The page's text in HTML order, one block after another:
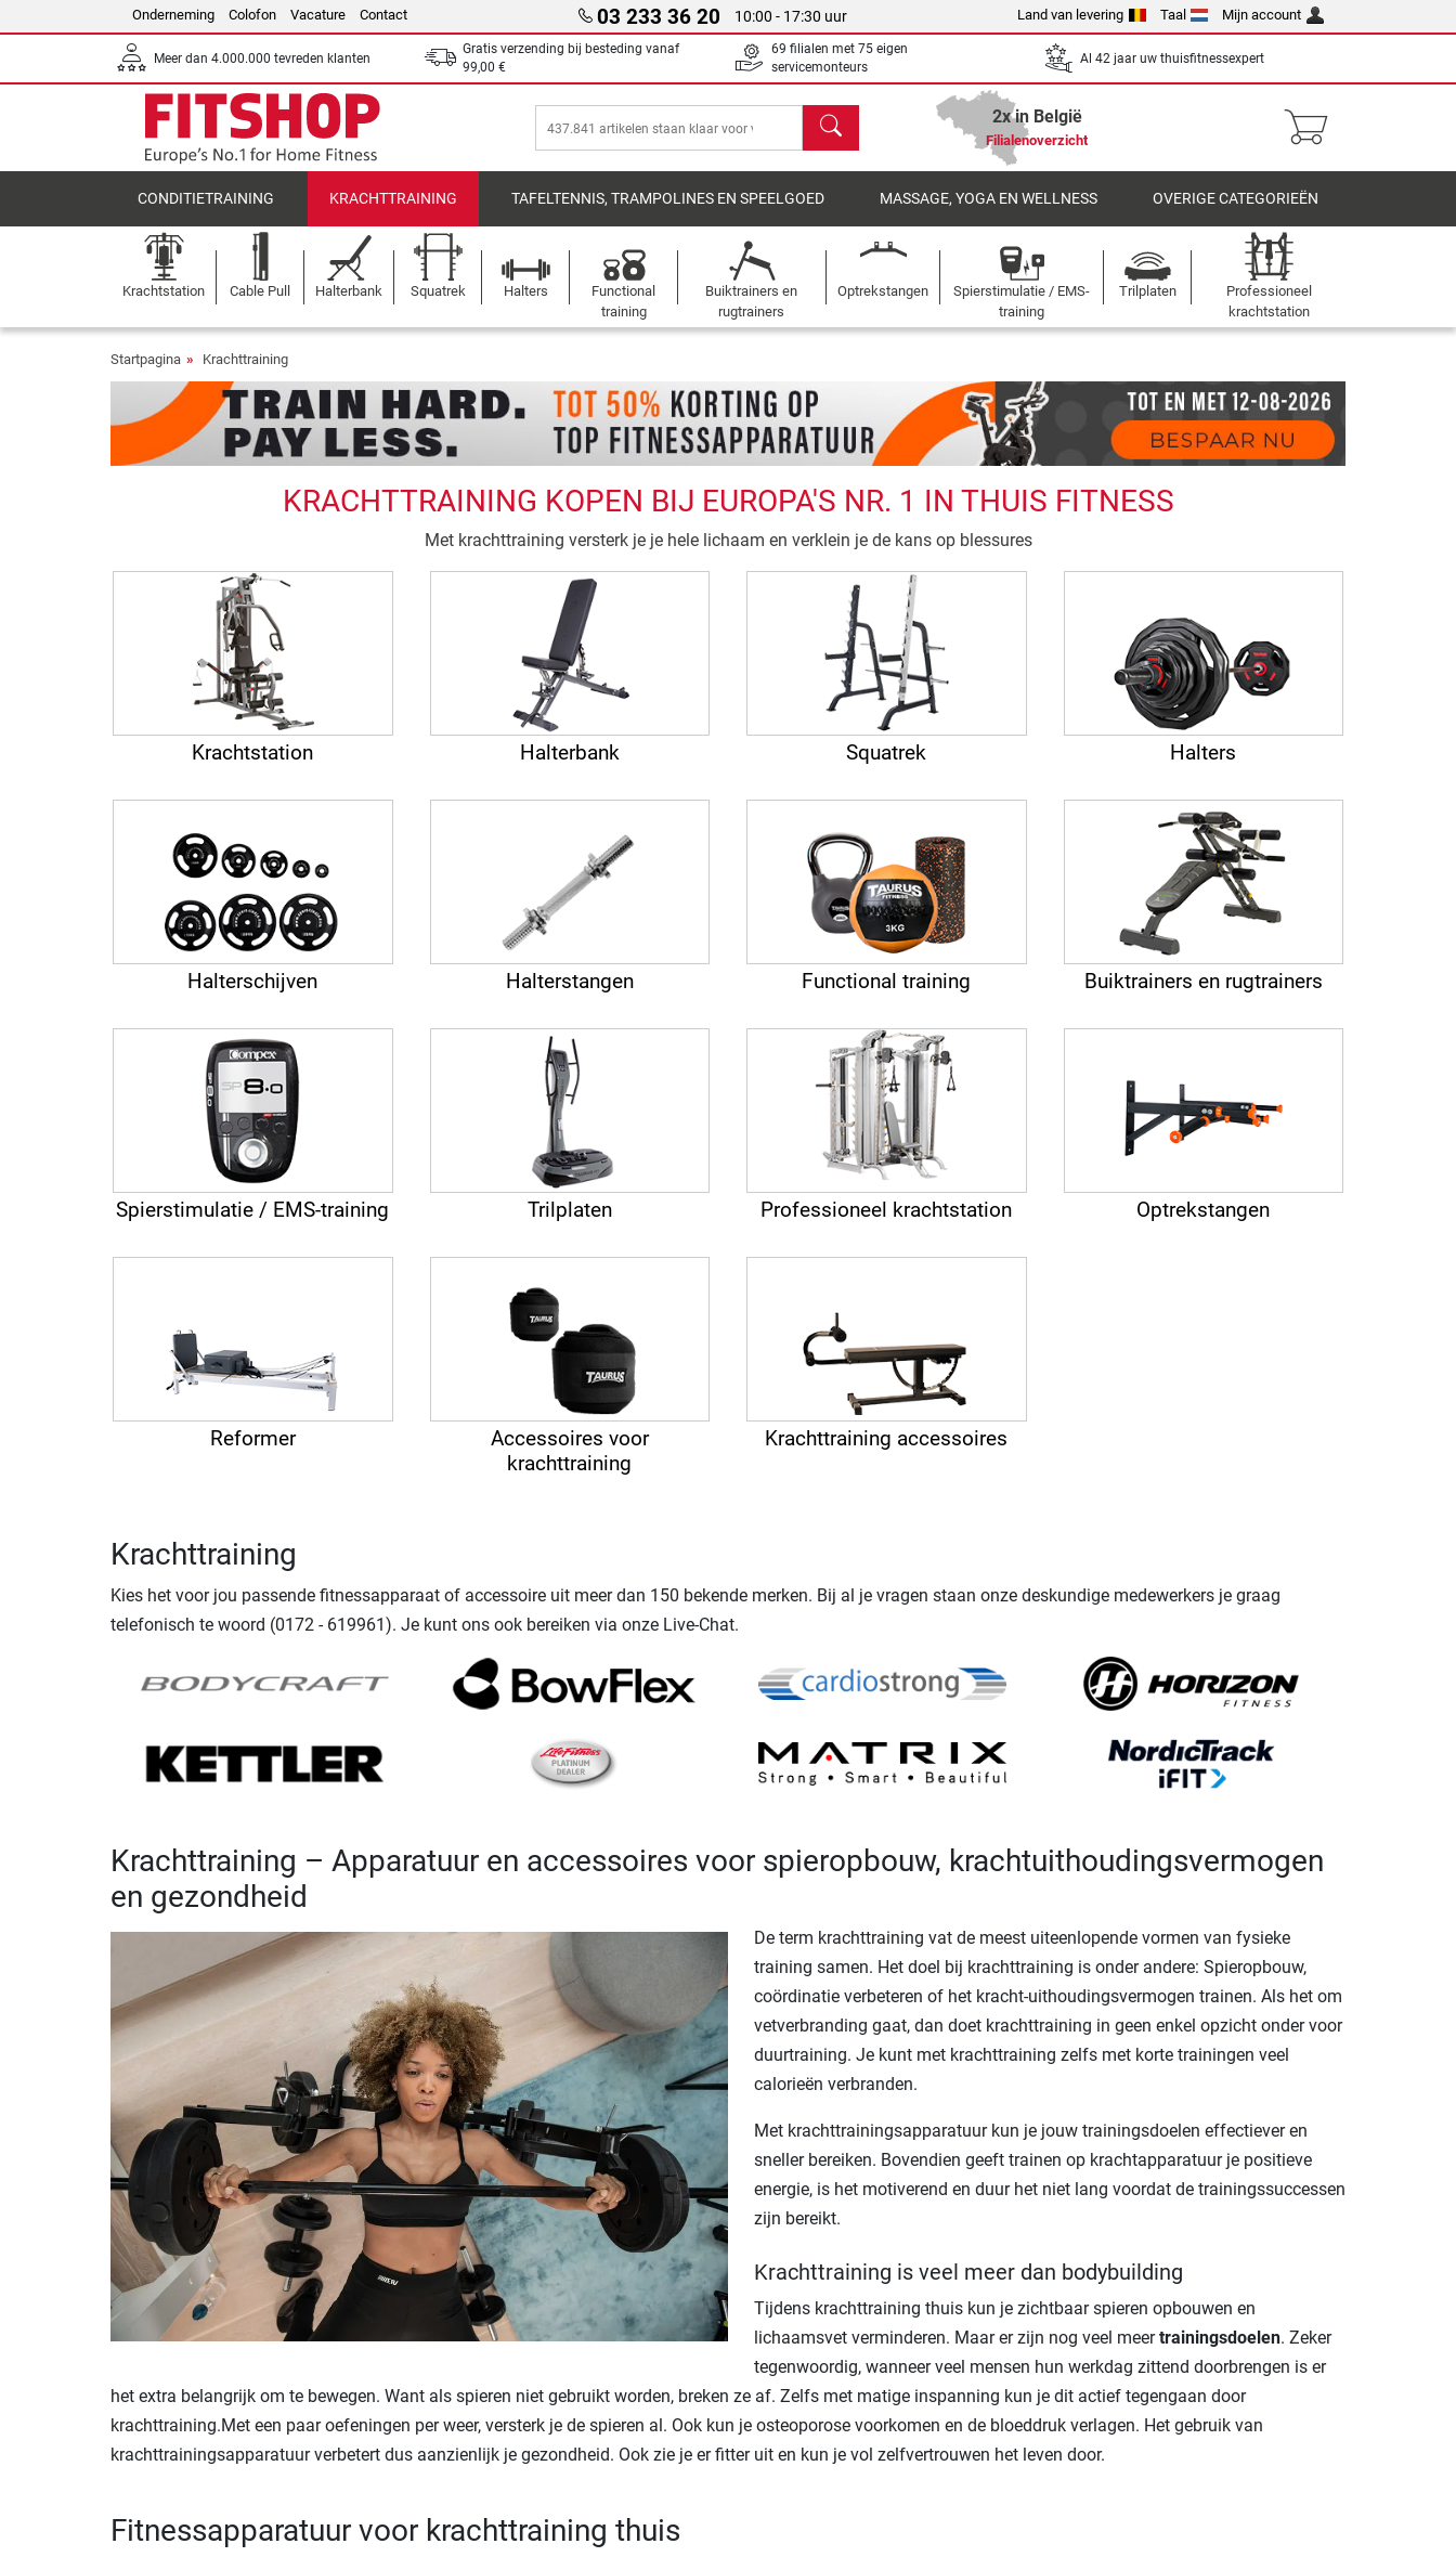
Onderneming Colofon Vacature Contact 03 233 36 20 10:00 - 17:30 uur Land van levering Taal Mijn account
Meer dan 4.000.000 tevreden klanten
Gratis verzending bij besteding vanaf
99,00 €
69 filialen met 75 eigen
servicemonteurs
Al 42 jaar uw thuisfitnessexpert
Zoeken 2x in België
Filialenoverzicht
CONDITIETRAINING KRACHTTRAINING TAFELTENNIS, TRAMPOLINES EN SPEELGOED MASSAGE, YOGA EN WELLNESS OVERIGE CATEGORIEËN
Krachtstation Cable Pull Halterbank Squatrek Halters
Functional
training
Buiktrainers en
rugtrainers
Optrekstangen
Spierstimulatie / EMS-
training
Trilplaten
Professioneel
krachtstation
Startpagina Krachttraining
KRACHTTRAINING KOPEN BIJ EUROPA'S NR. 1 IN THUIS FITNESS
Met krachttraining versterk je je hele lichaam en verklein je de kans op blessures
Krachtstation Halterbank Squatrek Halters
Halterschijven Halterstangen Functional training Buiktrainers en rugtrainers
Spierstimulatie / EMS-training Trilplaten Professioneel krachtstation Optrekstangen
Reformer
Accessoires voor
krachttraining
Krachttraining accessoires
Krachttraining
Kies het voor jou passende fitnessapparaat of accessoire uit meer dan 150 bekende merken. Bij al je vragen staan onze deskundige medewerkers je graag
telefonisch te woord (0172 - 619961). Je kunt ons ook bereiken via onze Live-Chat.
Krachttraining – Apparatuur en accessoires voor spieropbouw, krachtuithoudingsvermogen
en gezondheid
De term krachttraining vat de meest uiteenlopende vormen van fysieke
training samen. Het doel bij krachttraining is onder andere: Spieropbouw,
coördinatie verbeteren of het kracht-uithoudingsvermogen trainen. Als het om
vetverbranding gaat, dan doet krachttraining in geen enkel opzicht onder voor
duurtraining. Je kunt met krachttraining zelfs met korte trainingen veel
calorieën verbranden.
Met krachttrainingsapparatuur kun je jouw trainingsdoelen effectiever en
sneller bereiken. Bovendien geeft trainen op krachtapparatuur je positieve
energie, is het motiverend en duur het niet lang voordat de trainingssuccessen
zijn bereikt.
Krachttraining is veel meer dan bodybuilding
Tijdens krachttraining thuis kun je zichtbaar spieren opbouwen en
lichaamsvet verminderen. Maar er zijn nog veel meertrainingsdoelen. Zeker
tegenwoordig, wanneer veel mensen hun werkdag zittend doorbrengen is er
het extra belangrijk om te bewegen. Want als spieren niet gebruikt worden, breken ze af. Zelfs met matige inspanning kun je dit actief tegengaan door
krachttraining.Met een paar oefeningen per weer, versterk je de spieren al. Ook kun je osteoporose voorkomen en de bloeddruk verlagen. Het gebruik van
krachttrainingsapparatuur verbetert dus aanzienlijk je gezondheid. Ook zie je er fitter uit en kun je vol zelfvertrouwen het leven door.
Fitnessapparatuur voor krachttraining thuis